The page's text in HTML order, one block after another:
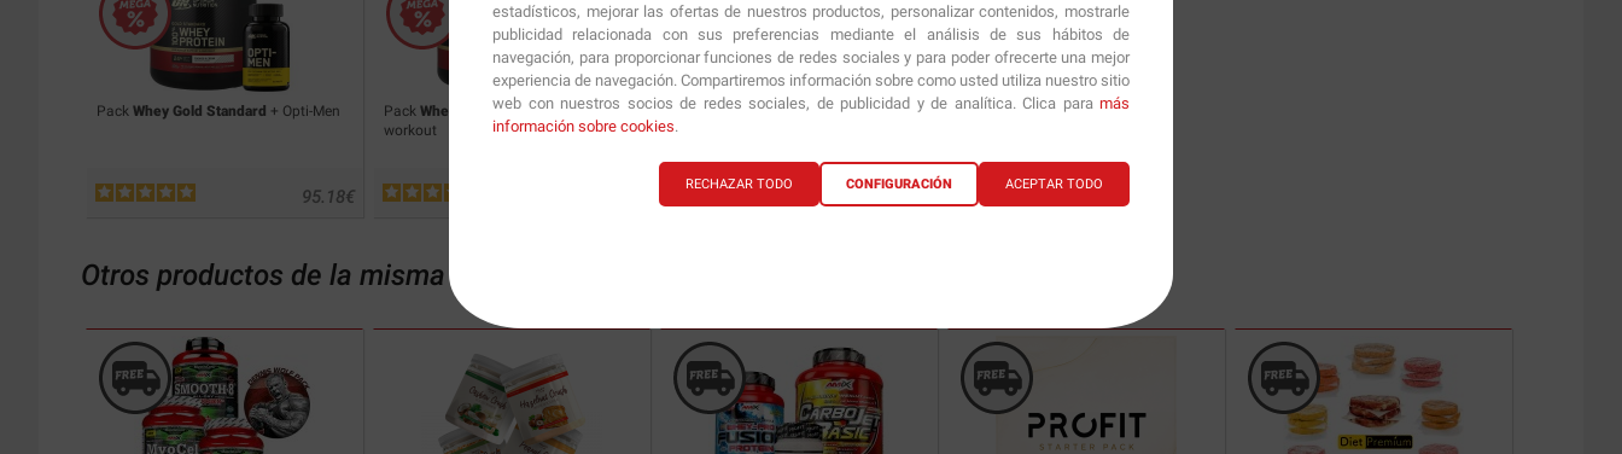
estadísticos, mejorar las ofertas de nuestros productos, personalizar contenidos, mostrarle
publicidad relacionada con sus preferencias mediante el análisis de sus hábitos de
navegación, para proporcionar funciones de redes sociales y para poder ofrecerte una mejor
experiencia de navegación. Compartiremos información sobre como usted utiliza nuestro sitio
web con nuestros socios de redes sociales, de publicidad y de analítica. Clica para más
información sobre cookies.
ACEPTAR TODO
RECHAZAR TODO CONFIGURACIÓN
Pack Whey Gold Standard + Opti-Men
€
95.18
Pack Whey Gold Standard + Pre-
workout
PackWhey Gold Standard 2 Kg + 450
gr
Otros productos de la misma categoría